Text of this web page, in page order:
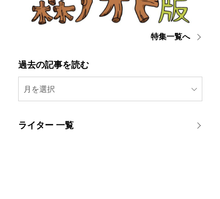
特集一覧へ
過去の記事を読む
月を選択
ライター 一覧